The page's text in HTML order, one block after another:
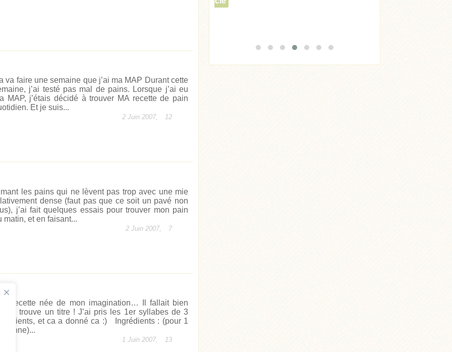
va faire une semaine que j’ai ma MAP Durant cette
j’ai testé pas mal de pains. Lorsque j’ai eu
MAP, j’étais décidé à trouver MA recette de pain
Et je suis...
2 Juin 2007, 12
les pains qui ne lèvent pas trop avec une mie
dense (faut pas que ce soit un pavé non
j’ai fait quelques essais pour trouver mon pain
matin, et en faisant...
2 Juin 2007, 7
recette née de mon imagination… Il fallait bien
je trouve un titre ! J’ai pris les 1er syllabes de 3
et ca a donné ca :) Ingrédients : (pour 1
1 Juin 2007, 13